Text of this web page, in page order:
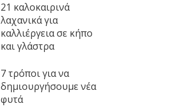
21 καλοκαιρινά
λαχανικά για
καλλιέργεια σε κήπο
και γλάστρα
7 τρόποι για να
δημιουργήσουμε νέα
φυτά